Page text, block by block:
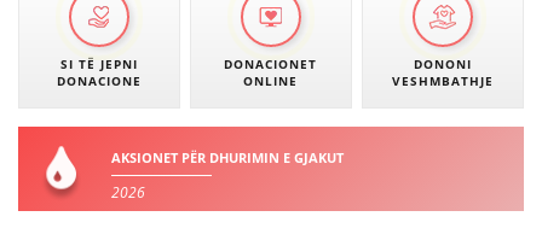
SI TË JEPNI
DONACIONE
DONACIONET
ONLINE
DONONI
VESHMBATHJE
AKSIONET PËR DHURIMIN E GJAKUT
2026